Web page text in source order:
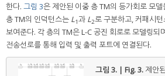
한다. 그림 3은 제안된 이중 층 TM의 등가회로 모
층 TM의 인덕턴스는 L1과 L2로 구분하고, 커패시
보여준다. 각 층의 TM은 L-C 공진 회로로 모델링되
전송선로를 통해 입력 및 출력 포트에 연결된다.
그림 3. | Fig. 3. 제안